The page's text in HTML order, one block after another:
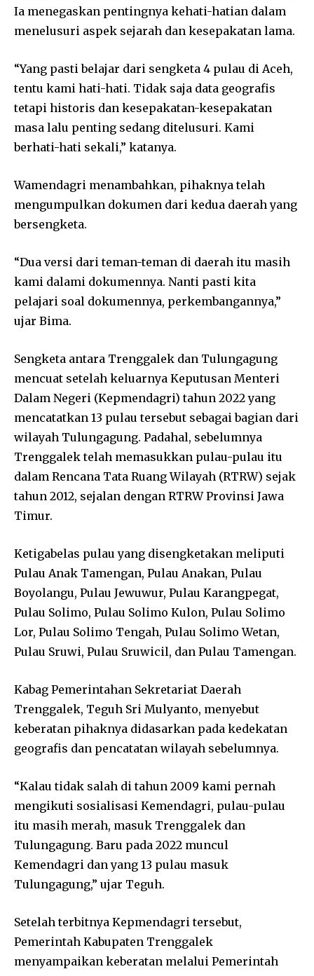
Ia menegaskan pentingnya kehati-hatian dalam
menelusuri aspek sejarah dan kesepakatan lama.
“Yang pasti belajar dari sengketa 4 pulau di Aceh,
tentu kami hati-hati. Tidak saja data geografis
tetapi historis dan kesepakatan-kesepakatan
masa lalu penting sedang ditelusuri. Kami
berhati-hati sekali,” katanya.
Wamendagri menambahkan, pihaknya telah
mengumpulkan dokumen dari kedua daerah yang
bersengketa.
“Dua versi dari teman-teman di daerah itu masih
kami dalami dokumennya. Nanti pasti kita
pelajari soal dokumennya, perkembangannya,”
ujar Bima.
Sengketa antara Trenggalek dan Tulungagung
mencuat setelah keluarnya Keputusan Menteri
Dalam Negeri (Kepmendagri) tahun 2022 yang
mencatatkan 13 pulau tersebut sebagai bagian dari
wilayah Tulungagung. Padahal, sebelumnya
Trenggalek telah memasukkan pulau-pulau itu
dalam Rencana Tata Ruang Wilayah (RTRW) sejak
tahun 2012, sejalan dengan RTRW Provinsi Jawa
Timur.
Ketigabelas pulau yang disengketakan meliputi
Pulau Anak Tamengan, Pulau Anakan, Pulau
Boyolangu, Pulau Jewuwur, Pulau Karangpegat,
Pulau Solimo, Pulau Solimo Kulon, Pulau Solimo
Lor, Pulau Solimo Tengah, Pulau Solimo Wetan,
Pulau Sruwi, Pulau Sruwicil, dan Pulau Tamengan.
Kabag Pemerintahan Sekretariat Daerah
Trenggalek, Teguh Sri Mulyanto, menyebut
keberatan pihaknya didasarkan pada kedekatan
geografis dan pencatatan wilayah sebelumnya.
“Kalau tidak salah di tahun 2009 kami pernah
mengikuti sosialisasi Kemendagri, pulau-pulau
itu masih merah, masuk Trenggalek dan
Tulungagung. Baru pada 2022 muncul
Kemendagri dan yang 13 pulau masuk
Tulungagung,” ujar Teguh.
Setelah terbitnya Kepmendagri tersebut,
Pemerintah Kabupaten Trenggalek
menyampaikan keberatan melalui Pemerintah